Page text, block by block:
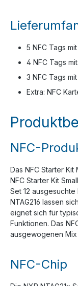
5 NFC Tags
4 NFC Tags
3 NFC Tags
Extra: NFC
NFC-
Das NFC Starter
NFC Starter Kit
Set 12
NTAG216 lassen
eignet sich für
Funktionen. Das
ausgewogenen
NFC-Chip